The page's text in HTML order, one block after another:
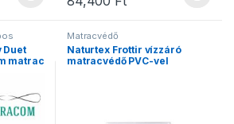
Duet
matrac
Matracvédő
Naturtex Frottir vízzáró
matracvédő PVC-vel